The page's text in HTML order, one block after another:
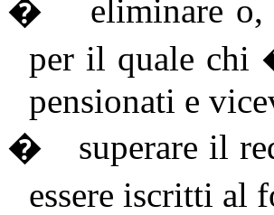
�
eliminare
per il quale chi
pensionati e
�
superare il
essere iscritti al